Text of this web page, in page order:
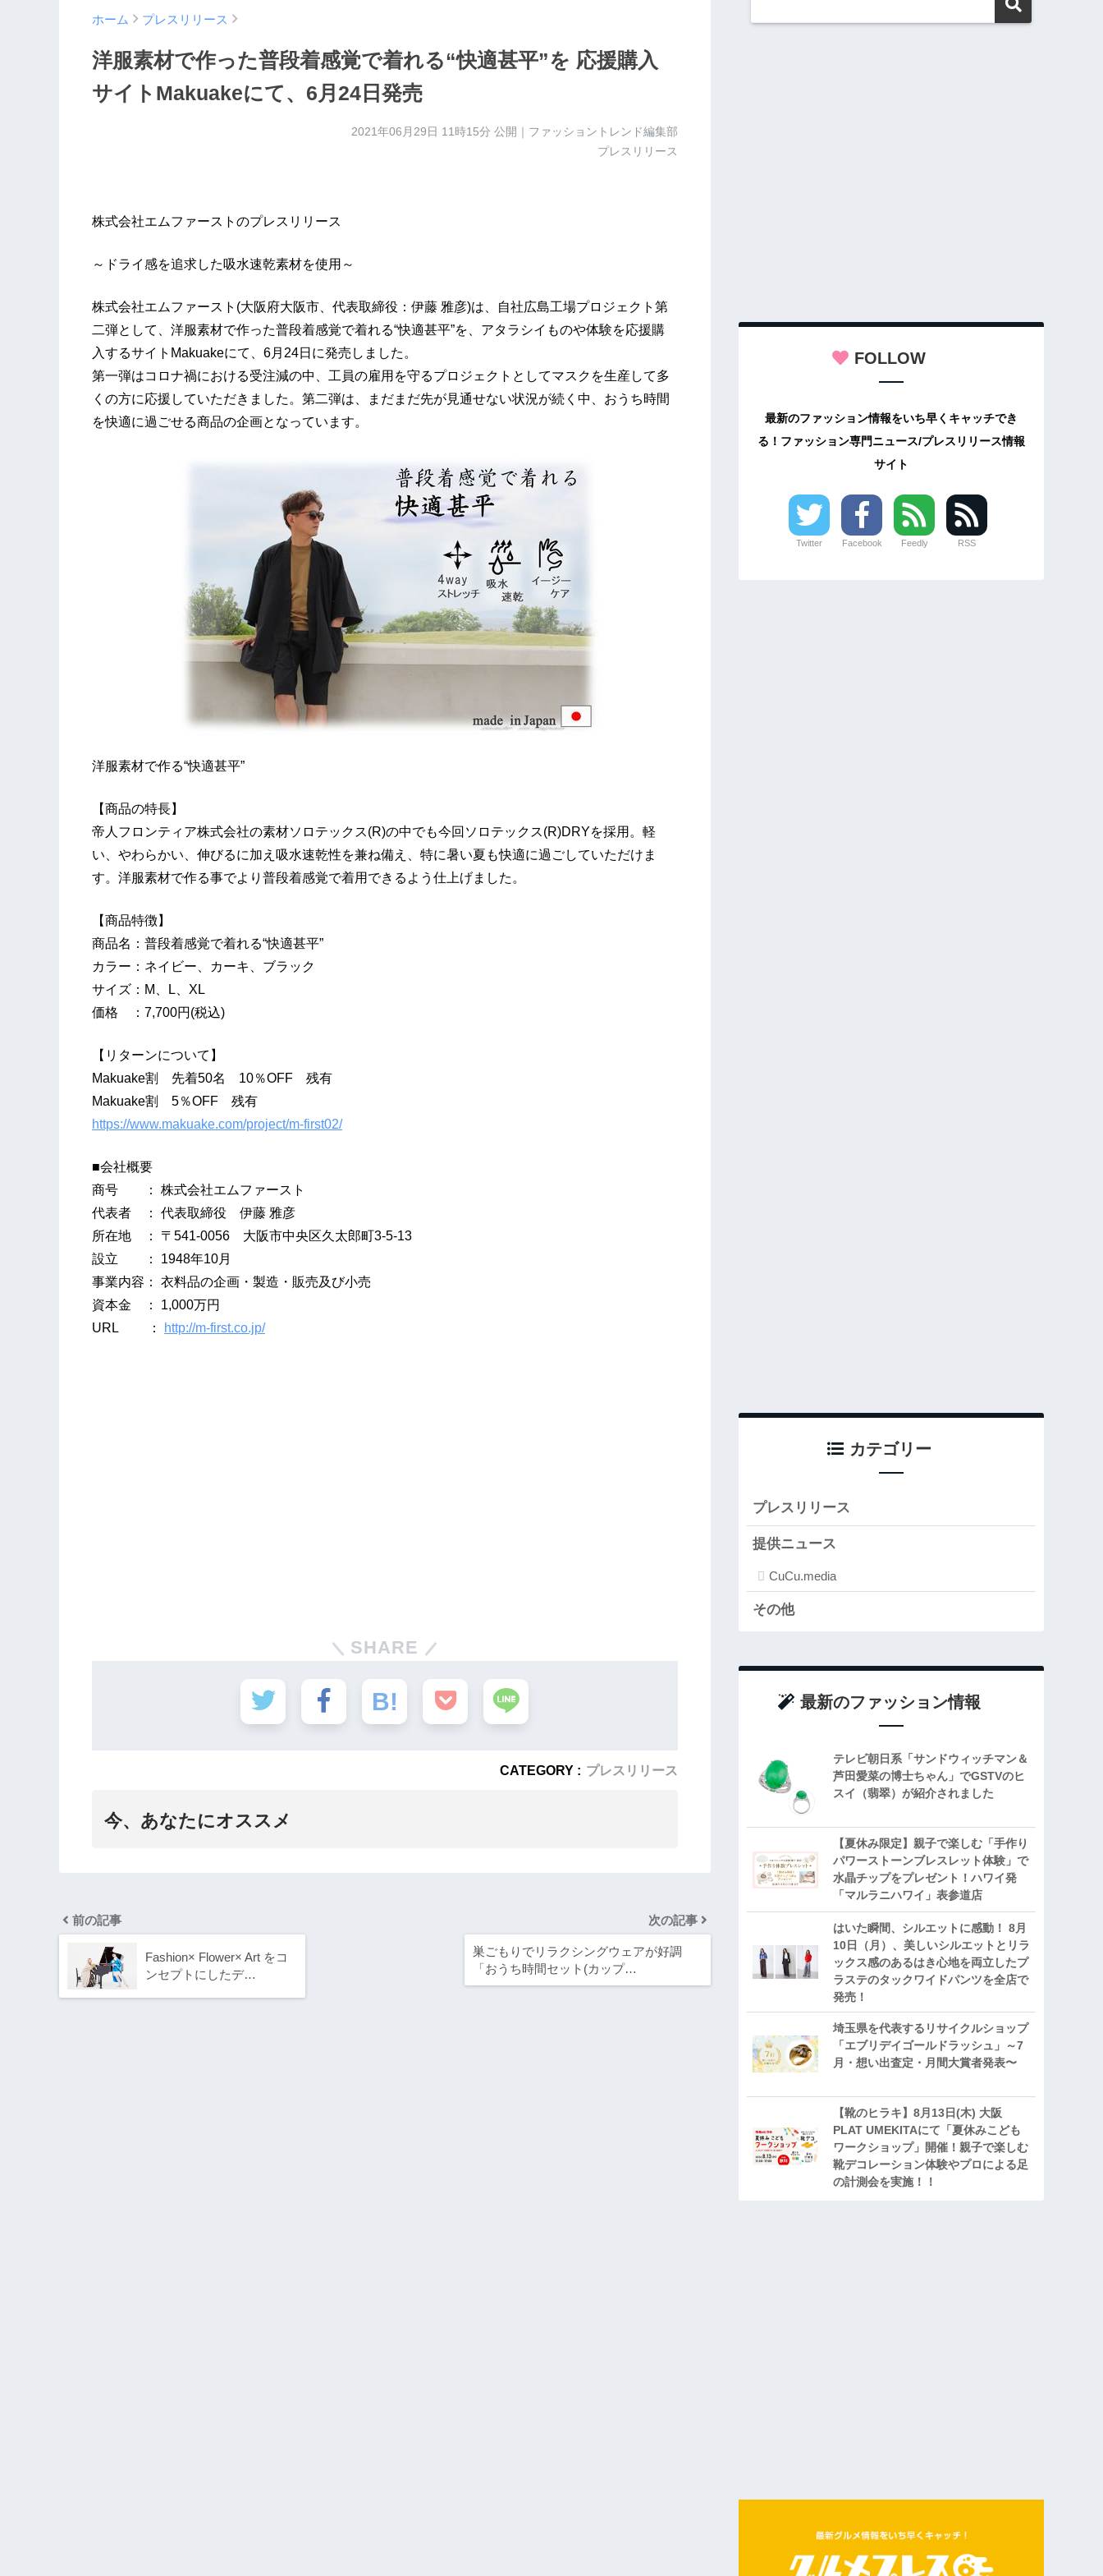
ホーム プレスリリース
洋服素材で作った普段着感覚で着れる“快適甚平”を 応援購入
サイトMakuakeにて、6月24日発売
2021年06月29日 11時15分 公開｜ファッショントレンド編集部
プレスリリース
株式会社エムファーストのプレスリリース
～ドライ感を追求した吸水速乾素材を使用～
株式会社エムファースト(大阪府大阪市、代表取締役：伊藤 雅彦)は、自社広島工場プロジェクト第
二弾として、洋服素材で作った普段着感覚で着れる“快適甚平”を、アタラシイものや体験を応援購
入するサイトMakuakeにて、6月24日に発売しました。
第一弾はコロナ禍における受注減の中、工員の雇用を守るプロジェクトとしてマスクを生産して多
くの方に応援していただきました。第二弾は、まだまだ先が見通せない状況が続く中、おうち時間
を快適に過ごせる商品の企画となっています。
洋服素材で作る“快適甚平”
【商品の特長】
帝人フロンティア株式会社の素材ソロテックス(R)の中でも今回ソロテックス(R)DRYを採用。軽
い、やわらかい、伸びるに加え吸水速乾性を兼ね備え、特に暑い夏も快適に過ごしていただけま
す。洋服素材で作る事でより普段着感覚で着用できるよう仕上げました。
【商品特徴】
商品名：普段着感覚で着れる“快適甚平”
カラー：ネイビー、カーキ、ブラック
サイズ：M、L、XL
価格 ：7,700円(税込)
【リターンについて】
Makuake割 先着50名 10％OFF 残有
Makuake割 5％OFF 残有
https://www.makuake.com/project/m-first02/
■会社概要
商号 ： 株式会社エムファースト
代表者 ： 代表取締役 伊藤 雅彦
所在地 ： 〒541-0056 大阪市中央区久太郎町3-5-13
設立 ： 1948年10月
事業内容： 衣料品の企画・製造・販売及び小売
資本金 ： 1,000万円
URL ：
http://m-first.co.jp/
SHARE
CATEGORY : プレスリリース
今、あなたにオススメ
前の記事
Fashion× Flower× Art をコ
ンセプトにしたデ…
次の記事
巣ごもりでリラクシングウェアが好調
「おうち時間セット(カップ…
FOLLOW
最新のファッション情報をいち早くキャッチでき
る！ファッション専門ニュース/プレスリリース情報
サイト
Twitter Facebook Feedly RSS
カテゴリー
プレスリリース
提供ニュース
CuCu.media
その他
最新のファッション情報
テレビ朝日系「サンドウィッチマン＆
芦田愛菜の博士ちゃん」でGSTVのヒ
スイ（翡翠）が紹介されました
【夏休み限定】親子で楽しむ「手作り
パワーストーンブレスレット体験」で
水晶チップをプレゼント！ハワイ発
「マルラニハワイ」表参道店
はいた瞬間、シルエットに感動！ 8月
10日（月）、美しいシルエットとリラ
ックス感のあるはき心地を両立したプ
ラステのタックワイドパンツを全店で
発売！
埼玉県を代表するリサイクルショップ
「エブリデイゴールドラッシュ」～7
月・想い出査定・月間大賞者発表〜
【靴のヒラキ】8月13日(木) 大阪
PLAT UMEKITAにて「夏休みこども
ワークショップ」開催！親子で楽しむ
靴デコレーション体験やプロによる足
の計測会を実施！！